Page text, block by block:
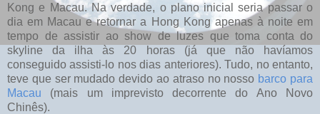
Kong e Macau. Na verdade, o plano inicial seria passar o
dia em Macau e retornar a Hong Kong apenas à noite em
tempo de assistir ao show de luzes que toma conta do
skyline da ilha às 20 horas (já que não havíamos
conseguido assisti-lo nos dias anteriores). Tudo, no entanto,
teve que ser mudado devido ao atraso no nosso barco para
Macau (mais um imprevisto decorrente do Ano Novo
Chinês).